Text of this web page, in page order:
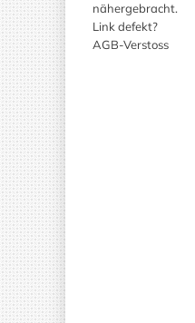
nähergebracht.
Link defekt?
AGB-Verstoss